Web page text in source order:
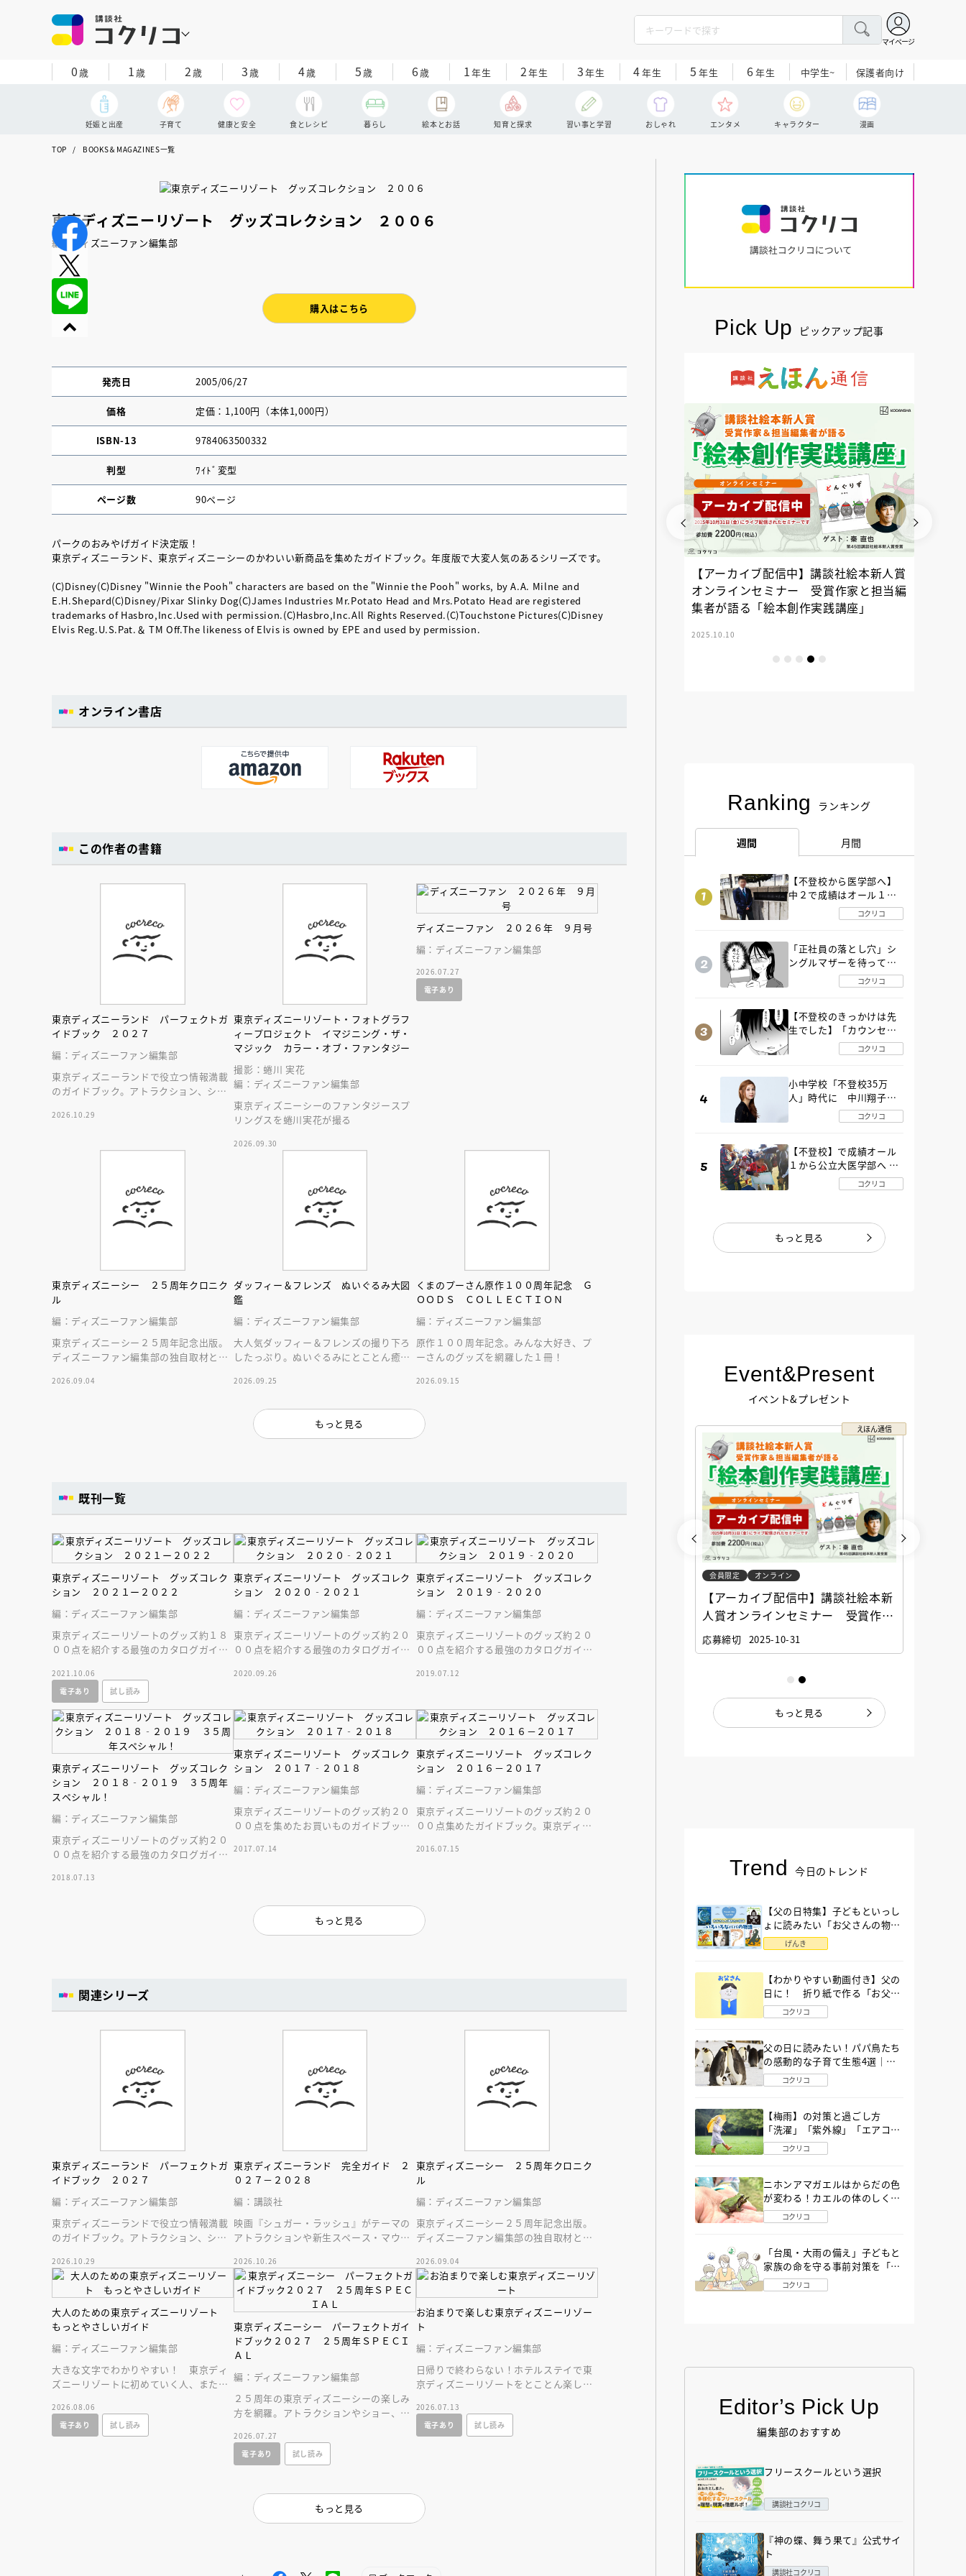
マイページ
0歳 1歳 2歳 3歳 4歳 5歳 6歳 1年生 2年生 3年生 4年生 5 年生 6年生 中学生~ 保護者向け
妊娠と出産 子育て 健康と安全 食とレシピ 暮らし 絵本とお話 知育と探求 習い事と学習 おしゃれ エンタメ キャラクター 漫画
TOP BOOKS＆MAGAZINES一覧
東京ディズニーリゾート グッズコレクション ２００６
編：ディズニーファン編集部
購入はこちら
発売日 2005/06/27
価格 定価：1,100円（本体1,000円）
ISBN-13 9784063500332
判型 ﾜｲﾄﾞ変型
ページ数 90ページ
パークのおみやげガイド決定版！
東京ディズニーランド、東京ディズニーシーのかわいい新商品を集めたガイドブック。年度版で大変人気のあるシリーズです。
(C)Disney(C)Disney "Winnie the Pooh" characters are based on the "Winnie the Pooh" works, by A.A. Milne and
E.H.Shepard(C)Disney/Pixar Slinky Dog(C)James Industries Mr.Potato Head and Mrs.Potato Head are registered
trademarks of Hasbro,Inc.Used with permission.(C)Hasbro,Inc.All Rights Reserved.(C)Touchstone Pictures(C)Disney
Elvis Reg.U.S.Pat.＆ TM Off.The likeness of Elvis is owned by EPE and used by permission.
オンライン書店
この作者の書籍
東京ディズニーランド パーフェクトガ
イドブック ２０２７
編：ディズニーファン編集部
東京ディズニーランドで役立つ情報満載
のガイドブック。アトラクション、ショ
2026.10.29
東京ディズニーリゾート・フォトグラフ
ィープロジェクト イマジニング・ザ・
マジック カラー・オブ・ファンタジー
撮影：蜷川 実花
編：ディズニーファン編集部
東京ディズニーシーのファンタジースプ
リングスを蜷川実花が撮る
2026.09.30
ディズニーファン ２０２６年 ９月号
編：ディズニーファン編集部
2026.07.27
電子あり
東京ディズニーシー ２５周年クロニク
ル
編：ディズニーファン編集部
東京ディズニーシー２５周年記念出版。
ディズニーファン編集部の独自取材と秘
５年史！
2026.09.04
ダッフィー＆フレンズ ぬいぐるみ大図
鑑
編：ディズニーファン編集部
大人気ダッフィー＆フレンズの撮り下ろ
したっぷり。ぬいぐるみにとことん癒や
2026.09.25
くまのプーさん原作１００周年記念 Ｇ
ＯＯＤＳ ＣＯＬＬＥＣＴＩＯＮ
編：ディズニーファン編集部
原作１００周年記念。みんな大好き、プ
ーさんのグッズを網羅した１冊！
2026.09.15
もっと見る
既刊一覧
東京ディズニーリゾート グッズコレク
ション ２０２１ー２０２２
編：ディズニーファン編集部
東京ディズニーリゾートのグッズ約１８
００点を紹介する最強のカタログガイ
ッズも注目！
2021.10.06
電子あり
試し読み
東京ディズニーリゾート グッズコレク
ション ２０２０‐２０２１
編：ディズニーファン編集部
東京ディズニーリゾートのグッズ約２０
００点を紹介する最強のカタログガイド
チェック！
2020.09.26
東京ディズニーリゾート グッズコレク
ション ２０１９‐２０２０
編：ディズニーファン編集部
東京ディズニーリゾートのグッズ約２０
００点を紹介する最強のカタログガイド
グッズも登場！
2019.07.12
東京ディズニーリゾート グッズコレク
ション ２０１８‐２０１９ ３５周年
スペシャル！
編：ディズニーファン編集部
東京ディズニーリゾートのグッズ約２０
００点を紹介する最強のカタログガイド
別冊付録付き！
2018.07.13
東京ディズニーリゾート グッズコレク
ション ２０１７‐２０１８
編：ディズニーファン編集部
東京ディズニーリゾートのグッズ約２０
００点を集めたお買いものガイドブッ
ラルーのグッズも！
2017.07.14
東京ディズニーリゾート グッズコレク
ション ２０１６－２０１７
編：ディズニーファン編集部
東京ディズニーリゾートのグッズ約２０
００点集めたガイドブック。東京ディズ
フィーグッズも！
2016.07.15
もっと見る
関連シリーズ
東京ディズニーランド パーフェクトガ
イドブック ２０２７
編：ディズニーファン編集部
東京ディズニーランドで役立つ情報満載
のガイドブック。アトラクション、ショ
2026.10.29
東京ディズニーランド 完全ガイド ２
０２７－２０２８
編：講談社
映画『シュガー・ラッシュ』がテーマの
アトラクションや新生スペース・マウン
新情報をお届け！
2026.10.26
東京ディズニーシー ２５周年クロニク
ル
編：ディズニーファン編集部
東京ディズニーシー２５周年記念出版。
ディズニーファン編集部の独自取材と秘
５年史！
2026.09.04
大人のための東京ディズニーリゾート
もっとやさしいガイド
編：ディズニーファン編集部
大きな文字でわかりやすい！ 東京ディ
ズニーリゾートに初めていく人、または
ブック。
2026.08.06
電子あり
試し読み
東京ディズニーシー パーフェクトガイ
ドブック２０２７ ２５周年ＳＰＥＣＩ
ＡＬ
編：ディズニーファン編集部
２５周年の東京ディズニーシーの楽しみ
方を網羅。アトラクションやショー、レ
すいマップつき！
2026.07.27
電子あり
試し読み
お泊まりで楽しむ東京ディズニーリゾー
ト
編：ディズニーファン編集部
日帰りで終わらない！ホテルステイで東
京ディズニーリゾートをとことん楽しむ
2026.07.13
電子あり
試し読み
もっと見る
Pick Up ピックアップ記事
文学新人賞】受賞作家と前選考委員に聞
く「児童文学創作セミナー」
2026.01.30 2025.12.23
【アーカイブ配信中】講談社絵本新人賞
オンラインセミナー 受賞作家と担当編
集者が語る「絵本創作実践講座」
2025.10.10
Ranking ランキング
週間 月間
【不登校から医学部へ】
中２で成績はオール１
「昼夜逆転」したわが子
を”夜遊び”に連れ出した
コクリコ
「正社員の落とし穴」シ
ングルマザーを待ってい
た“魔の２年間”【後編】
コクリコ
【不登校のきっかけは先
生でした】「カウンセリ
ングの時間」生徒の情報
をバラしたのは…《第２
コクリコ
小中学校「不登校35万
人」時代に 中川翔子さ
んが審査委員長「不登校
生動画甲子園 2026」が開
コクリコ
【不登校】で成績オール
１から公立大医学部へ 中
２で起立性調節障害「治
るまで３年」の診断 その
コクリコ
もっと見る
Event&Present
イベント&プレゼント
えほん通信
会員限定 オンライン
【アーカイブ配信中】講談社絵本新
人賞オンラインセミナー 受賞作家
と担当編集者が語る「絵本創作実践
講座」
応募締切 2025-10-31
会員限定 オンライン
アーカイブ配信中【第67回講談社児
童文学新人賞】受賞作家と前選考委
員に聞く「児童文学創作セミナー」
えほん通信
会員限定 オンライン
【アーカイブ配信中】講談社絵本新
人賞オンラインセミナー 受賞作家
と担当編集者が語る「絵本創作実践
講座」
応募締切 2025-10-31
もっと見る
Trend 今日のトレンド
【父の日特集】子どもといっし
ょに読みたい「お父さんの物
語」６選
げんき
【わかりやすい動画付き】父の
日に！ 折り紙で作る「お父さ
ん」の簡単な折り方
コクリコ
父の日に読みたい！パパ鳥たち
の感動的な子育て生態4選｜図
鑑MOVE
コクリコ
【梅雨】の対策と過ごし方
「洗濯」「紫外線」「エアコ
ン」「ゲリラ豪雨」…〔気象予
報士が完全ガイド〕
コクリコ
ニホンアマガエルはからだの色
が変わる！カエルの体のしくみ
から両生類の特ちょうまで図鑑
MOVEが解説！
コクリコ
「台風・大雨の備え」子どもと
家族の命を守る事前対策を「防
災アドバイザー」が解説
コクリコ
Editor’s Pick Up
編集部のおすすめ
フリースクールという選択
講談社コクリコ
『神の蝶、舞う果て』公式サイ
ト
講談社コクリコ